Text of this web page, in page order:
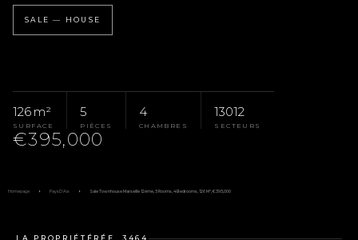
SALE — HOUSE
126 m²
SURFACE
5
PIÈCES
4
CHAMBRES
13012
SECTEURS
€395,000
Homepage Pays D'Aix Sale Townhouse Marseille 12ème, 5 Rooms, 4 Bedrooms, 126 M², €395,000
LA PROPRIÉTÉ RÉF. 3464